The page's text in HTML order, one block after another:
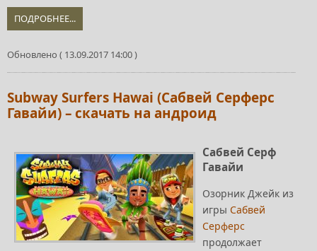
ПОДРОБНЕЕ...
Обновлено ( 13.09.2017 14:00 )
Subway Surfers Hawai (Сабвей Серферс
Гавайи) – скачать на андроид
Сабвей Серф
Гавайи
Озорник Джейк из
игры Сабвей
Серферс
продолжает